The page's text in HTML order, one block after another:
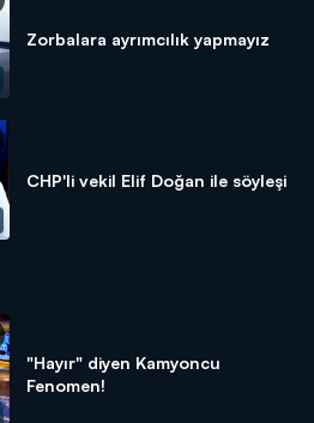
Zorbalara ayrımcılık yapmayız
CHP'li vekil Elif Doğan ile söyleşi
"Hayır" diyen Kamyoncu
Fenomen!